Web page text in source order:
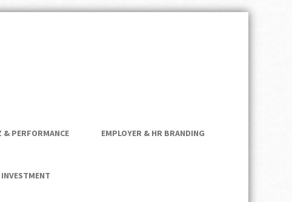
–
& PERFORMANCE EMPLOYER & HR BRANDING